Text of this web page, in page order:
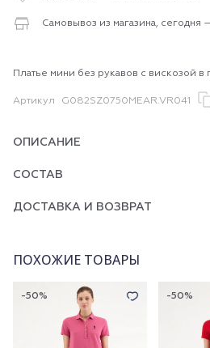
Самовывоз из магазина, сегодня
Платье мини без рукавов с вискозой в
Артикул G082SZ0750MEAR.VR041
ОПИСАНИЕ
СОСТАВ
ДОСТАВКА И ВОЗВРАТ
ПОХОЖИЕ ТОВАРЫ
-50% -50%